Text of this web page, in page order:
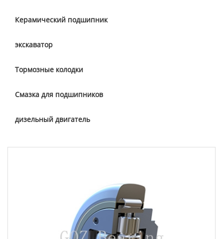
Керамический подшипник
экскаватор
Тормозные колодки
Смазка для подшипников
дизельный двигатель